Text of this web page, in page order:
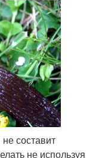
составит
не используя